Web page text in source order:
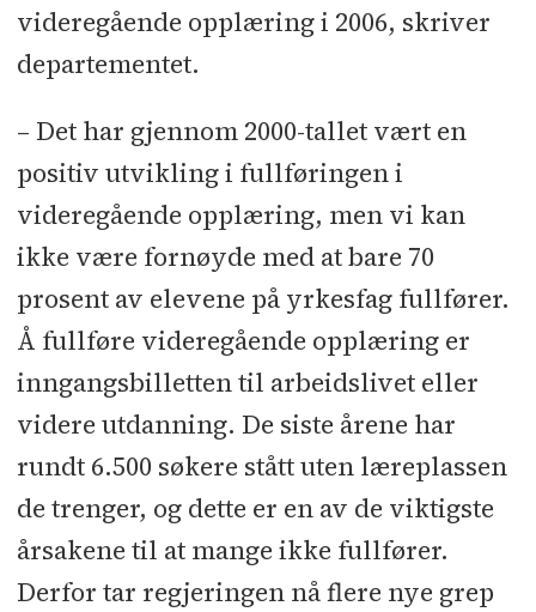
videregående opplæring i 2006, skriver
departementet.
– Det har gjennom 2000-tallet vært en
positiv utvikling i fullføringen i
videregående opplæring, men vi kan
ikke være fornøyde med at bare 70
prosent av elevene på yrkesfag fullfører.
Å fullføre videregående opplæring er
inngangsbilletten til arbeidslivet eller
videre utdanning. De siste årene har
rundt 6.500 søkere stått uten læreplassen
de trenger, og dette er en av de viktigste
årsakene til at mange ikke fullfører.
Derfor tar regjeringen nå flere nye grep